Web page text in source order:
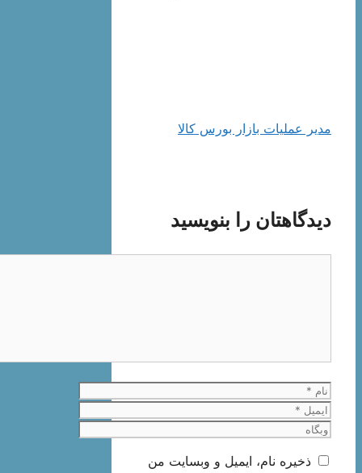
مدیر عملیات بازار بورس کالا
دیدگاهتان را بنویسید
نام
ایمیل
وبگاه
ذخیره نام، ایمیل و وبسایت من